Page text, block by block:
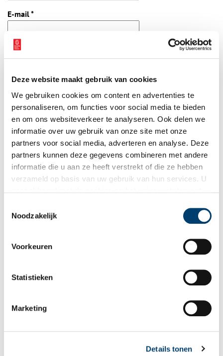
Deze website maakt gebruik van cookies
We gebruiken cookies om content en advertenties te
personaliseren, om functies voor social media te bieden
en om ons websiteverkeer te analyseren. Ook delen we
informatie over uw gebruik van onze site met onze
partners voor social media, adverteren en analyse. Deze
partners kunnen deze gegevens combineren met andere
informatie die u aan ze heeft verstrekt of die ze hebben
verzameld op basis van uw gebruik van hun services. U
Noodzakelijk
Voorkeuren
Statistieken
Marketing
Details tonen
E-mail*
Vink dit aan als u op de hoogte gehouden wil worden.
Bekijk meer video's
Tien verdwenen pretparken
De eendenboeten op De Haukes